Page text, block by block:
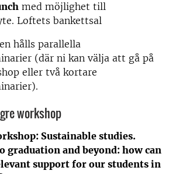
med möjlighet till
Loftets bankettsal
hålls parallella
(där ni kan välja att gå på
eller två kortare
workshop
Sustainable studies.
graduation and beyond: how can
support for our students in